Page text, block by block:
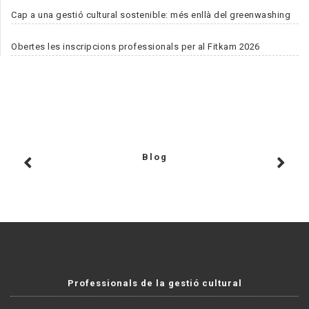
Cap a una gestió cultural sostenible: més enllà del greenwashing
Obertes les inscripcions professionals per al Fitkam 2026
Blog
Professionals de la gestió cultural